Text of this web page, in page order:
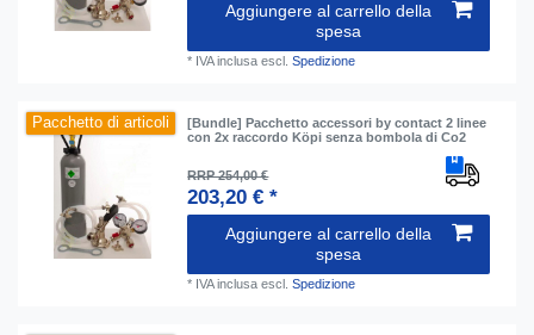
Aggiungere al carrello della
spesa
* IVA inclusa escl.Spedizione
Pacchetto di articoli
[Bundle] Pacchetto accessori by contact 2 linee
con 2x raccordo Köpi senza bombola di Co2
RRP 254,00 €
203,20 € *
Aggiungere al carrello della
spesa
* IVA inclusa escl.Spedizione